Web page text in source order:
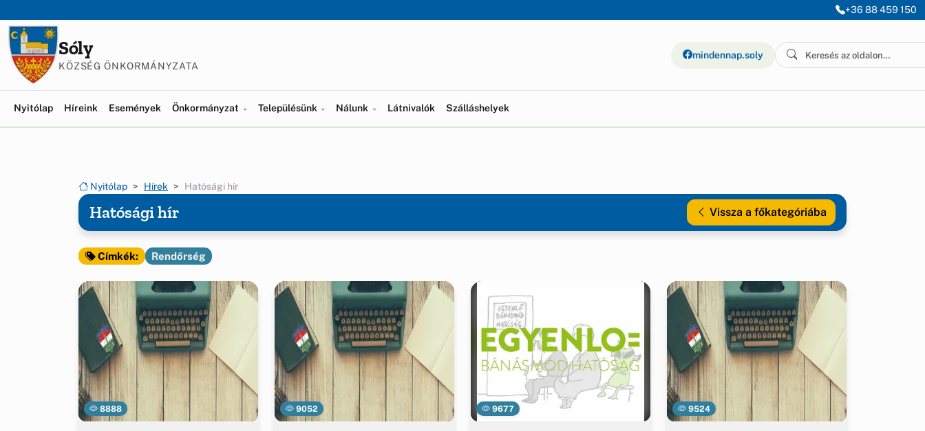
+36 88 459 150
Sóly
KÖZSÉG ÖNKORMÁNYZATA
mindennap.soly
Nyitólap Híreink Események Önkormányzat Településünk Nálunk Látnivalók Szálláshelyek
Nyitólap Hírek Hatósági hír
Hatósági hír Vissza a főkategóriába
Címkék: Rendőrség
8888 9052 9677 9524